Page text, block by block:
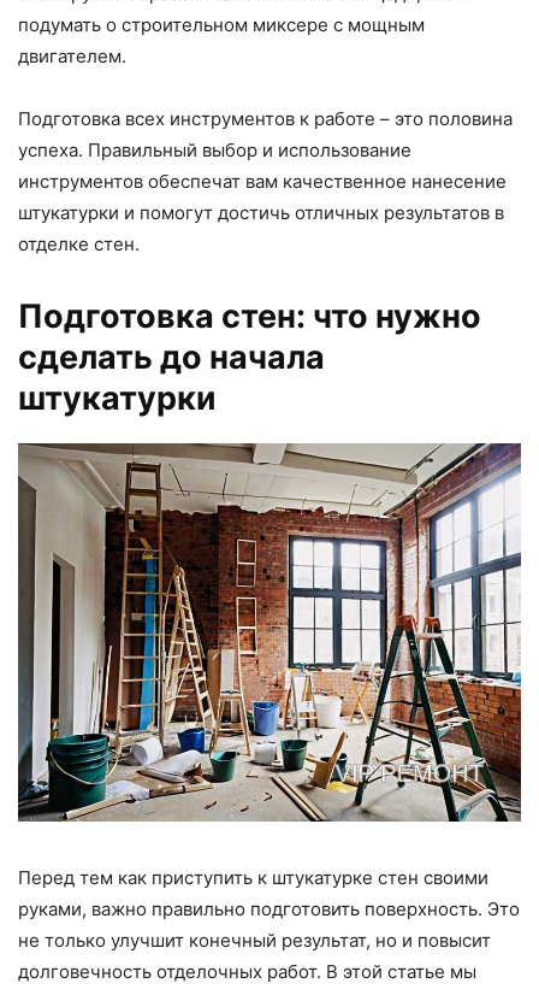
подумать о строительном миксере с мощным
двигателем.
Подготовка всех инструментов к работе – это половина
успеха. Правильный выбор и использование
инструментов обеспечат вам качественное нанесение
штукатурки и помогут достичь отличных результатов в
отделке стен.
Подготовка стен: что нужно
сделать до начала
штукатурки
Перед тем как приступить к штукатурке стен своими
руками, важно правильно подготовить поверхность. Это
не только улучшит конечный результат, но и повысит
долговечность отделочных работ. В этой статье мы